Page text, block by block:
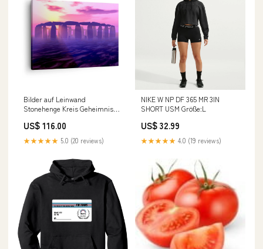
Bilder auf Leinwand
Stonehenge Kreis Geheimnis
70x50cm Wandbilder
Dekoration MAN
US$ 116.00
★★★★★ 5.0 (20 reviews)
NIKE W NP DF 365 MR 3IN
SHORT USM Größe:L
US$ 32.99
★★★★★ 4.0 (19 reviews)